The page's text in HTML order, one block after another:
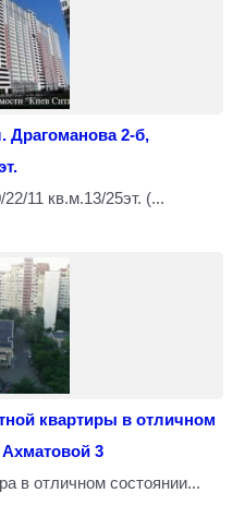
Драгоманова 2-б,
11 кв.м.13/25эт. (...
квартиры в отличном
3
в отличном состоянии...